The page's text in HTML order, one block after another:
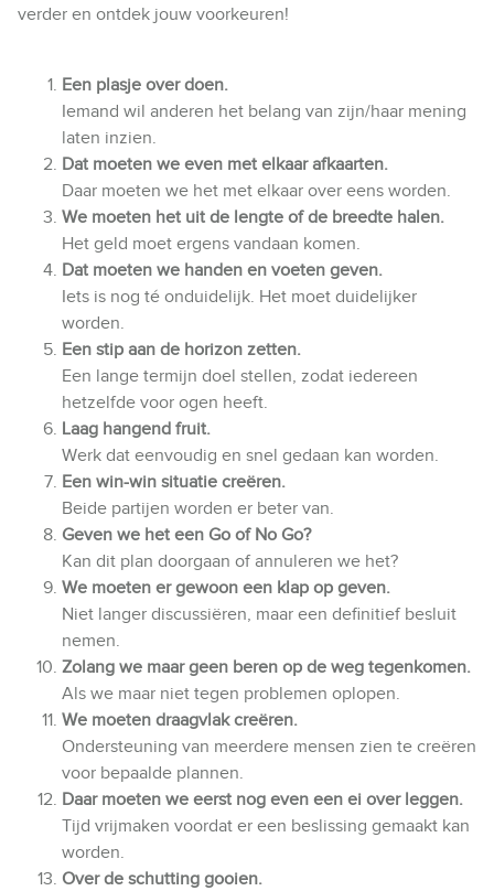
verder en ontdek jouw voorkeuren!
Een plasje over doen.
Iemand wil anderen het belang van zijn/haar mening
laten inzien.
Dat moeten we even met elkaar afkaarten.
Daar moeten we het met elkaar over eens worden.
We moeten het uit de lengte of de breedte halen.
Het geld moet ergens vandaan komen.
Dat moeten we handen en voeten geven.
Iets is nog té onduidelijk. Het moet duidelijker
worden.
Een stip aan de horizon zetten.
Een lange termijn doel stellen, zodat iedereen
hetzelfde voor ogen heeft.
Laag hangend fruit.
Werk dat eenvoudig en snel gedaan kan worden.
Een win-win situatie creëren.
Beide partijen worden er beter van.
Geven we het een Go of No Go?
Kan dit plan doorgaan of annuleren we het?
We moeten er gewoon een klap op geven.
Niet langer discussiëren, maar een definitief besluit
nemen.
Zolang we maar geen beren op de weg tegenkomen.
Als we maar niet tegen problemen oplopen.
We moeten draagvlak creëren.
Ondersteuning van meerdere mensen zien te creëren
voor bepaalde plannen.
Daar moeten we eerst nog even een ei over leggen.
Tijd vrijmaken voordat er een beslissing gemaakt kan
worden.
Over de schutting gooien.